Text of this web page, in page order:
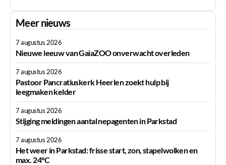
Meer nieuws
7 augustus 2026
Nieuwe leeuw van GaiaZOO onverwacht overleden
7 augustus 2026
Pastoor Pancratiuskerk Heerlen zoekt hulp bij
leegmaken kelder
7 augustus 2026
Stijging meldingen aantal nepagenten in Parkstad
7 augustus 2026
Het weer in Parkstad: frisse start, zon, stapelwolken en
max. 24°C